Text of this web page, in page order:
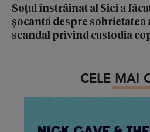
Soțul înstrăinat al Siei a
șocantă despre
scandal privind custodia
CELE MAI